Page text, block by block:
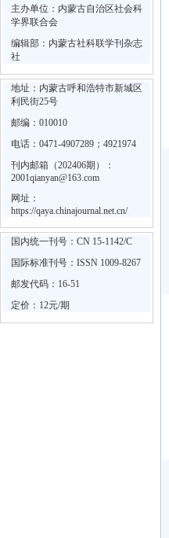
主办单位：内蒙古自治区社会科
学界联合会
编辑部：内蒙古社科联学刊杂志
社
地址：内蒙古呼和浩特市新城区
利民街25号
邮编：010010
电话：0471-4907289；4921974
刊内邮箱（202406期）：
2001qianyan@163.com
网址：
https://qaya.chinajournal.net.cn/
国内统一刊号：CN 15-1142/C
国际标准刊号：ISSN 1009-8267
邮发代码：16-51
定价：12元/期